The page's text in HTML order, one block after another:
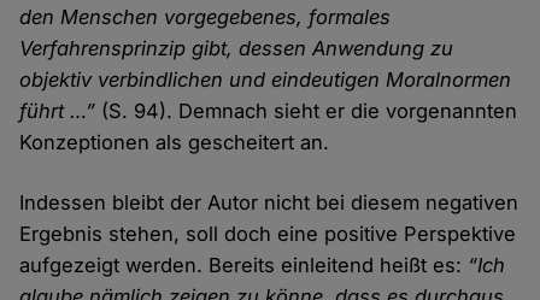
den Menschen vorgegebenes, formales
Verfahrensprinzip gibt, dessen Anwendung zu
objektiv verbindlichen und eindeutigen Moralnormen
führt …” (S. 94). Demnach sieht er die vorgenannten
Konzeptionen als gescheitert an.
Indessen bleibt der Autor nicht bei diesem negativen
Ergebnis stehen, soll doch eine positive Perspektive
aufgezeigt werden. Bereits einleitend heißt es: “Ich